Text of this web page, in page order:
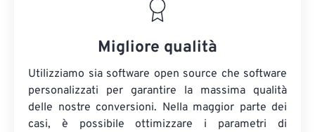
Migliore qualità
Utilizziamo sia software open source che software
personalizzati per garantire la massima qualità
delle nostre conversioni. Nella maggior parte dei
casi, è possibile ottimizzare i parametri di